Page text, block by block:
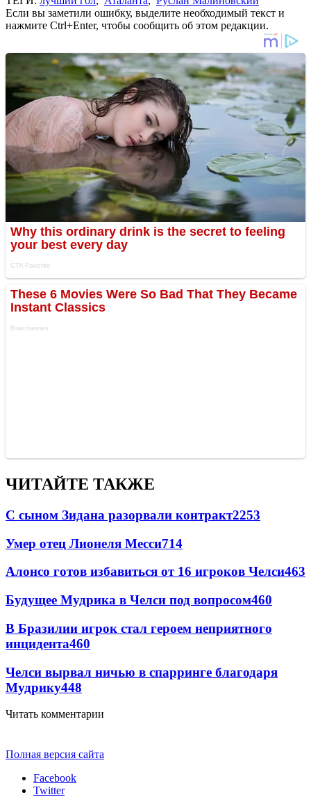
Если вы заметили ошибку, выделите необходимый текст и
нажмите Ctrl+Enter, чтобы сообщить об этом редакции.
ЧИТАЙТЕ ТАКЖЕ
С сыном Зидана разорвали контракт2253
Умер отец Лионеля Месси714
Алонсо готов избавиться от 16 игроков Челси463
Будущее Мудрика в Челси под вопросом460
В Бразилии игрок стал героем неприятного
инцидента460
Челси вырвал ничью в спарринге благодаря
Мудрику448
Читать комментарии
Полная версия сайта
Facebook
Twitter